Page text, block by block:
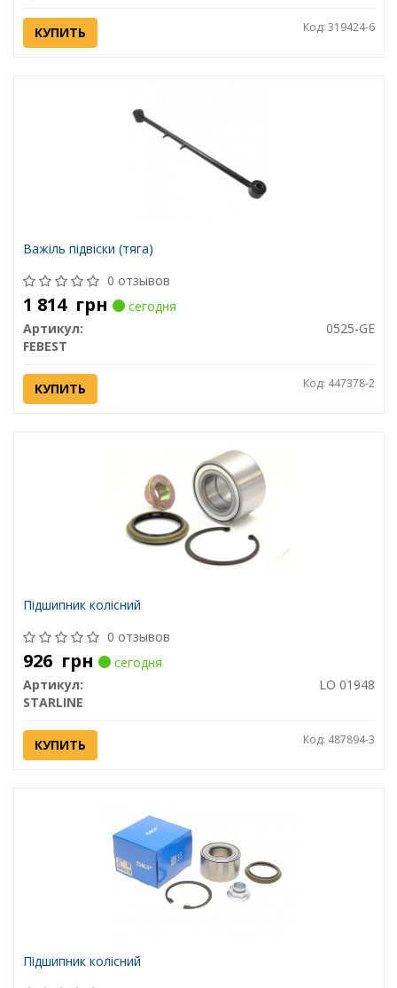
КУПИТЬ Код: 319424-6
Важіль підвіски (тяга)
0 отзывов
1 814 грн
сегодня
Артикул:
0525-GE
FEBEST
КУПИТЬ Код: 447378-2
Підшипник колісний
0 отзывов
926 грн
сегодня
Артикул:
LO 01948
STARLINE
КУПИТЬ Код: 487894-3
Підшипник колісний